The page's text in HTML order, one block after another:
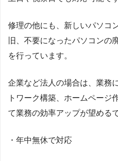
修理の他にも、新しいパソコ
旧、不要になったパソコンの
を行っています。
企業など法人の場合は、業務
トワーク構築、ホームページ
て業務の効率アップが望める
・年中無休で対応